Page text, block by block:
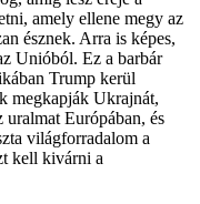
amely ellene megy az
észnek. Arra is képes,
Unióból. Ez a barbár
Trump kerül
megkapják Ukrajnát,
uralmat Európában, és
világforradalom a
kell kivárni a